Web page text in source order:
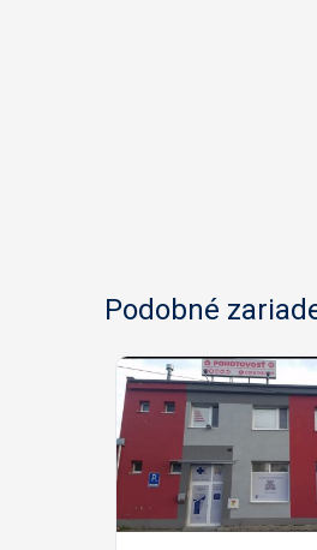
Podobné